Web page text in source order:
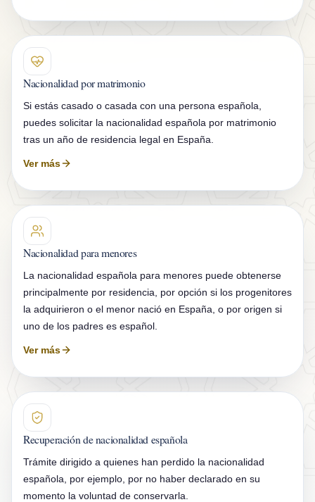
g
C
o
n
t
a
c
t
o
Nacionalidad por matrimonio
Si estás casado o casada con una persona española,
puedes solicitar la nacionalidad española por matrimonio
tras un año de residencia legal en España.
Ver más
Nacionalidad para menores
La nacionalidad española para menores puede obtenerse
principalmente por residencia, por opción si los progenitores
la adquirieron o el menor nació en España, o por origen si
uno de los padres es español.
Ver más
Recuperación de nacionalidad española
Trámite dirigido a quienes han perdido la nacionalidad
española, por ejemplo, por no haber declarado en su
momento la voluntad de conservarla.